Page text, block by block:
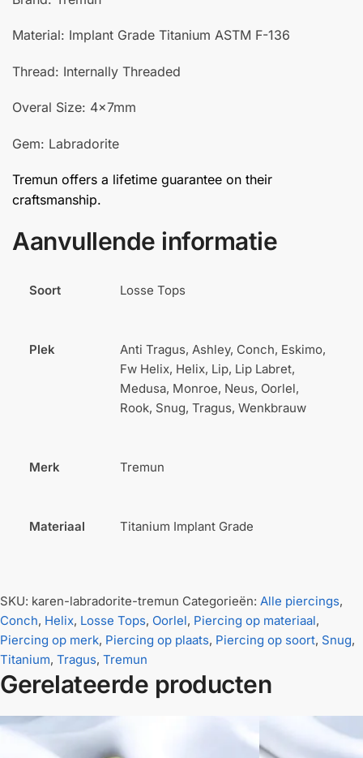
Material: Implant Grade Titanium ASTM F-136
Thread: Internally Threaded
Overal Size: 4x7mm
Gem: Labradorite
Tremun offers a lifetime guarantee on their
craftsmanship.
Aanvullende informatie
Soort Losse Tops
Plek
Anti Tragus, Ashley, Conch, Eskimo,
Fw Helix, Helix, Lip, Lip Labret,
Medusa, Monroe, Neus, Oorlel,
Rook, Snug, Tragus, Wenkbrauw
Merk Tremun
Materiaal Titanium Implant Grade
SKU: karen-labradorite-tremun Categorieën: Alle piercings,
Conch, Helix, Losse Tops, Oorlel, Piercing op materiaal,
Piercing op merk, Piercing op plaats, Piercing op soort, Snug,
Titanium, Tragus, Tremun
Gerelateerde producten